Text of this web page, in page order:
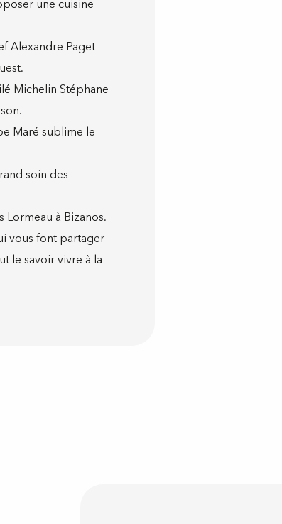
une cuisine
Alexandre Paget
Michelin Stéphane
Maré sublime le
soin des
à Bizanos.
vous font partager
le savoir vivre à la